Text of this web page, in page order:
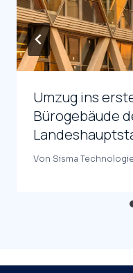
Umzug ins
Bürogebäude
Von Sisma